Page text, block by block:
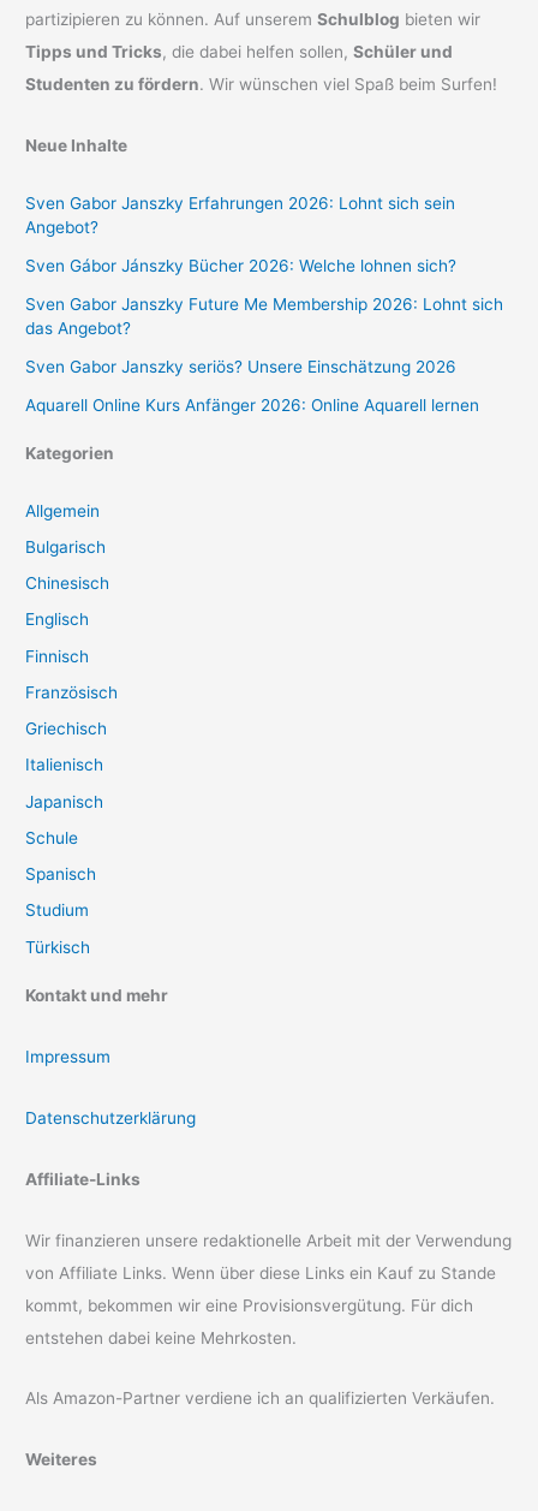
partizipieren zu können. Auf unseremSchulblog bieten wir
Tipps und Tricks, die dabei helfen sollen,Schüler und
Studenten zu fördern. Wir wünschen viel Spaß beim Surfen!
Neue Inhalte
Sven Gabor Janszky Erfahrungen 2026: Lohnt sich sein
Angebot?
Sven Gábor Jánszky Bücher 2026: Welche lohnen sich?
Sven Gabor Janszky Future Me Membership 2026: Lohnt sich
das Angebot?
Sven Gabor Janszky seriös? Unsere Einschätzung 2026
Aquarell Online Kurs Anfänger 2026: Online Aquarell lernen
Kategorien
Allgemein
Bulgarisch
Chinesisch
Englisch
Finnisch
Französisch
Griechisch
Italienisch
Japanisch
Schule
Spanisch
Studium
Türkisch
Kontakt und mehr
Impressum
Datenschutzerklärung
Affiliate-Links
Wir finanzieren unsere redaktionelle Arbeit mit der Verwendung
von Affiliate Links. Wenn über diese Links ein Kauf zu Stande
kommt, bekommen wir eine Provisionsvergütung. Für dich
entstehen dabei keine Mehrkosten.
Als Amazon-Partner verdiene ich an qualifizierten Verkäufen.
Weiteres